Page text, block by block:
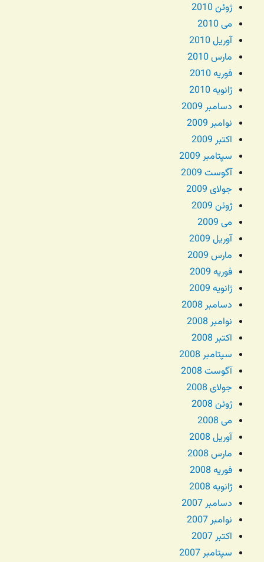
ژوئن 2010
می 2010
آوریل 2010
مارس 2010
فوریه 2010
ژانویه 2010
دسامبر 2009
نوامبر 2009
اکتبر 2009
سپتامبر 2009
آگوست 2009
جولای 2009
ژوئن 2009
می 2009
آوریل 2009
مارس 2009
فوریه 2009
ژانویه 2009
دسامبر 2008
نوامبر 2008
اکتبر 2008
سپتامبر 2008
آگوست 2008
جولای 2008
ژوئن 2008
می 2008
آوریل 2008
مارس 2008
فوریه 2008
ژانویه 2008
دسامبر 2007
نوامبر 2007
اکتبر 2007
سپتامبر 2007